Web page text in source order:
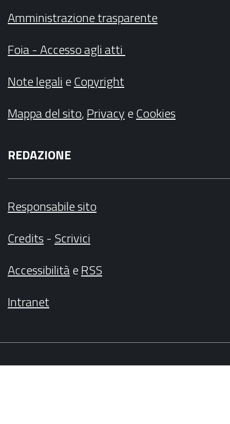
Amministrazione trasparente
Foia - Accesso agli atti
Note legalieCopyright
Mappa del sito,PrivacyeCookies
REDAZIONE
Responsabile sito
Credits- Scrivici
AccessibilitàeRSS
Intranet